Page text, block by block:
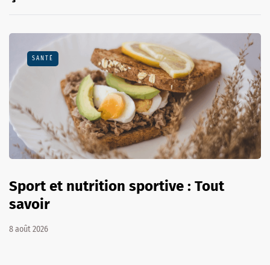
SANTÉ
Sport et nutrition sportive : Tout
savoir
8 août 2026